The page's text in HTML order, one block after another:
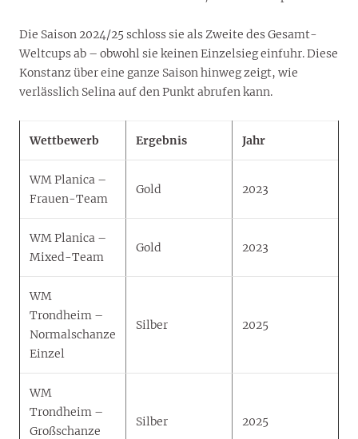
Die Saison 2024/25 schloss sie als Zweite des Gesamt-
Weltcups ab – obwohl sie keinen Einzelsieg einfuhr. Diese
Konstanz über eine ganze Saison hinweg zeigt, wie
verlässlich Selina auf den Punkt abrufen kann.
Wettbewerb Ergebnis Jahr
WM Planica –
Frauen-Team
Gold 2023
WM Planica –
Mixed-Team
Gold 2023
WM
Trondheim –
Normalschanze
Einzel
Silber 2025
WM
Trondheim –
Großschanze
Silber 2025